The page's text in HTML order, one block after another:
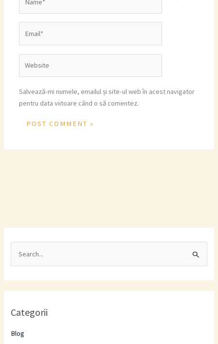
Salvează-mi numele, emailul și site-ul web în acest navigator
pentru data viitoare când o să comentez.
c
Categorii
Blog